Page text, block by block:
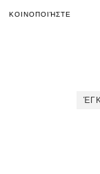
ΚΟΙΝΟΠΟΙΉΣΤΕ